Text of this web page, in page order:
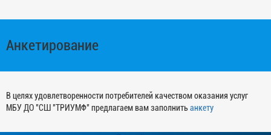
Анкетирование
В целях удовлетворенности потребителей качеством оказания услуг
МБУ ДО "СШ "ТРИУМФ" предлагаем вам заполнитьанкету